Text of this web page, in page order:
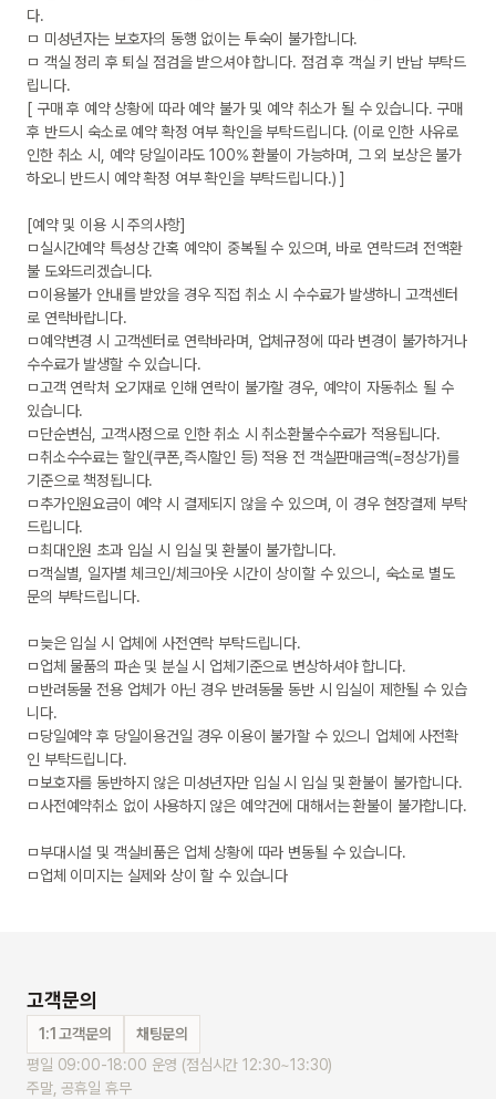
다.
ㅁ 미성년자는 보호자의 동행 없이는 투숙이 불가합니다.
ㅁ 객실 정리 후 퇴실 점검을 받으셔야 합니다. 점검 후 객실 키 반납 부탁드
립니다.
[ 구매 후 예약 상황에 따라 예약 불가 및 예약 취소가 될 수 있습니다. 구매
후 반드시 숙소로 예약 확정 여부 확인을 부탁드립니다. (이로 인한 사유로
인한 취소 시, 예약 당일이라도 100% 환불이 가능하며, 그 외 보상은 불가
하오니 반드시 예약 확정 여부 확인을 부탁드립니다.) ]
[예약 및 이용 시 주의사항]
ㅁ실시간예약 특성상 간혹 예약이 중복될 수 있으며, 바로 연락드려 전액환
불 도와드리겠습니다.
ㅁ이용불가 안내를 받았을 경우 직접 취소 시 수수료가 발생하니 고객센터
로 연락바랍니다.
ㅁ예약변경 시 고객센터로 연락바라며, 업체규정에 따라 변경이 불가하거나
수수료가 발생할 수 있습니다.
ㅁ고객 연락처 오기재로 인해 연락이 불가할 경우, 예약이 자동취소 될 수
있습니다.
ㅁ단순변심, 고객사정으로 인한 취소 시 취소환불수수료가 적용됩니다.
ㅁ취소수수료는 할인(쿠폰,즉시할인 등) 적용 전 객실판매금액(=정상가)를
기준으로 책정됩니다.
ㅁ추가인원요금이 예약 시 결제되지 않을 수 있으며, 이 경우 현장결제 부탁
드립니다.
ㅁ최대인원 초과 입실 시 입실 및 환불이 불가합니다.
ㅁ객실별, 일자별 체크인/체크아웃 시간이 상이할 수 있으니, 숙소로 별도
문의 부탁드립니다.
ㅁ늦은 입실 시 업체에 사전연락 부탁드립니다.
ㅁ업체 물품의 파손 및 분실 시 업체기준으로 변상하셔야 합니다.
ㅁ반려동물 전용 업체가 아닌 경우 반려동물 동반 시 입실이 제한될 수 있습
니다.
ㅁ당일예약 후 당일이용건일 경우 이용이 불가할 수 있으니 업체에 사전확
인 부탁드립니다.
ㅁ보호자를 동반하지 않은 미성년자만 입실 시 입실 및 환불이 불가합니다.
ㅁ사전예약취소 없이 사용하지 않은 예약건에 대해서는 환불이 불가합니다.
ㅁ부대시설 및 객실비품은 업체 상황에 따라 변동될 수 있습니다.
ㅁ업체 이미지는 실제와 상이 할 수 있습니다
고객문의
1:1 고객문의
채팅문의
평일 09:00-18:00 운영 (점심시간 12:30~13:30)
주말, 공휴일 휴무